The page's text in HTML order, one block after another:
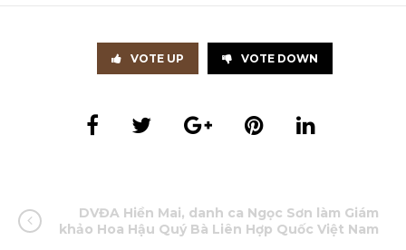
VOTE UP VOTE DOWN
DVĐA Hiền Mai, danh ca Ngọc Sơn làm Giám
khảo Hoa Hậu Quý Bà Liên Hợp Quốc Việt Nam